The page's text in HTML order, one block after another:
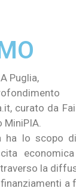
Puglia,
curato da
ha lo scopo
la
a